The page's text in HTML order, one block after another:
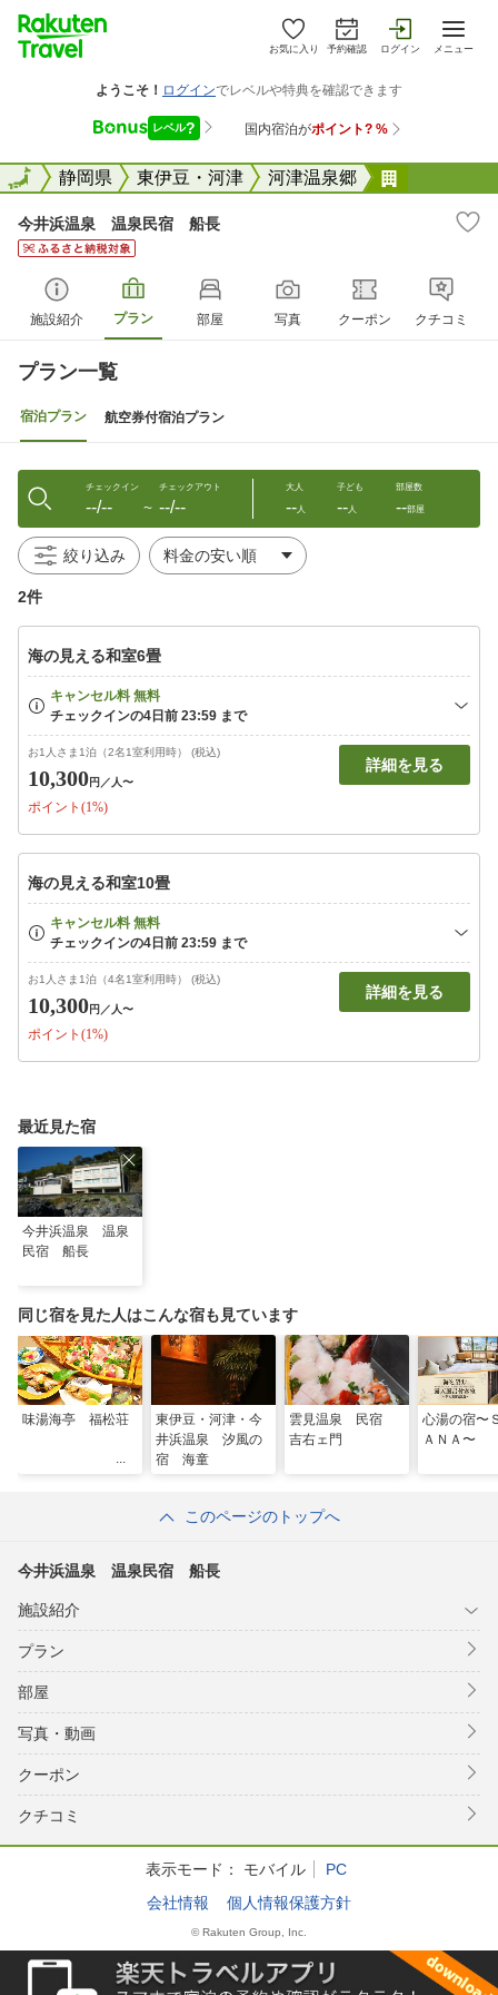
お気に入り 予約確認 ログイン メニュー
全国静岡県 東伊豆・河津 河津温泉郷
全国
今井浜温泉 温泉民宿 船長
施設紹介 プラン 部屋 写真 クーポン クチコミ
プラン一覧
宿泊プラン 航空券付宿泊プラン
チェックイン
--/-- 〜
チェックアウト
--/--
大人
--人
子ども
--人
部屋数
--部屋
絞り込み
2件
海の見える和室6畳
お1人さま1泊（2名1室利用時） (税込)
10,300円 ／人〜
ポイント(1%)
詳細を見る
海の見える和室10畳
お1人さま1泊（4名1室利用時） (税込)
10,300円 ／人〜
ポイント(1%)
詳細を見る
最近見た宿
今井浜温泉 温泉
民宿 船長
同じ宿を見た人はこんな宿も見ています
味湯海亭 福松荘
東伊豆・河津・今
井浜温泉 汐風の
宿 海童
雲見温泉 民宿
吉右ェ門
心湯の宿〜
ＡＮＡ〜
このページのトップへ
今井浜温泉 温泉民宿 船長
施設紹介
プラン
部屋
写真・動画
クーポン
クチコミ
表示モード： モバイル
PC
会社情報
個人情報保護方針
© Rakuten Group, Inc.